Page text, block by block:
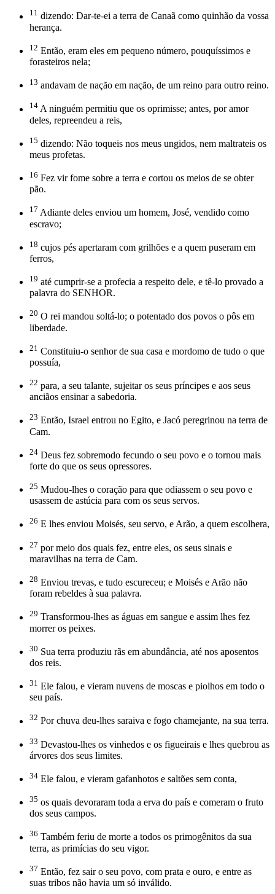
11 dizendo: Dar-te-ei a terra de Canaã como quinhão da vossa
herança.
12 Então, eram eles em pequeno número, pouquíssimos e
forasteiros nela;
13 andavam de nação em nação, de um reino para outro reino.
14 A ninguém permitiu que os oprimisse; antes, por amor
deles, repreendeu a reis,
15 dizendo: Não toqueis nos meus ungidos, nem maltrateis os
meus profetas.
16 Fez vir fome sobre a terra e cortou os meios de se obter
pão.
17 Adiante deles enviou um homem, José, vendido como
escravo;
18 cujos pés apertaram com grilhões e a quem puseram em
ferros,
19 até cumprir-se a profecia a respeito dele, e tê-lo provado a
palavra do SENHOR.
20 O rei mandou soltá-lo; o potentado dos povos o pôs em
liberdade.
21 Constituiu-o senhor de sua casa e mordomo de tudo o que
possuía,
22 para, a seu talante, sujeitar os seus príncipes e aos seus
anciãos ensinar a sabedoria.
23 Então, Israel entrou no Egito, e Jacó peregrinou na terra de
Cam.
24 Deus fez sobremodo fecundo o seu povo e o tornou mais
forte do que os seus opressores.
25 Mudou-lhes o coração para que odiassem o seu povo e
usassem de astúcia para com os seus servos.
26 E lhes enviou Moisés, seu servo, e Arão, a quem escolhera,
27 por meio dos quais fez, entre eles, os seus sinais e
maravilhas na terra de Cam.
28 Enviou trevas, e tudo escureceu; e Moisés e Arão não
foram rebeldes à sua palavra.
29 Transformou-lhes as águas em sangue e assim lhes fez
morrer os peixes.
30 Sua terra produziu rãs em abundância, até nos aposentos
dos reis.
31 Ele falou, e vieram nuvens de moscas e piolhos em todo o
seu país.
32 Por chuva deu-lhes saraiva e fogo chamejante, na sua terra.
33 Devastou-lhes os vinhedos e os figueirais e lhes quebrou as
árvores dos seus limites.
34 Ele falou, e vieram gafanhotos e saltões sem conta,
35 os quais devoraram toda a erva do país e comeram o fruto
dos seus campos.
36 Também feriu de morte a todos os primogênitos da sua
terra, as primícias do seu vigor.
37 Então, fez sair o seu povo, com prata e ouro, e entre as
suas tribos não havia um só inválido.